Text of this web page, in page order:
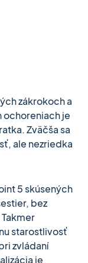
zákrokoch a
ochoreniach je
Zväčša sa
ale nezriedka
5 skúsených
bez
starostlivosť
zvládaní
je